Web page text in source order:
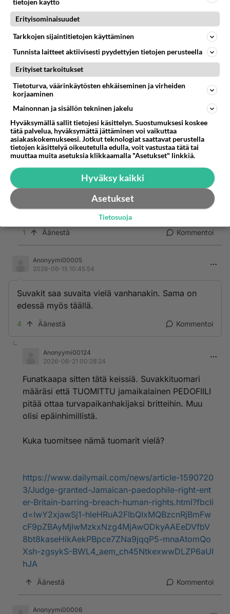
Anonyymi00004
Uskomattomia tapauksia siellä on ollut, jopa yli 90
vuotiaita mummoja on hyväksikäytetty.
4 Äänestä Kommentoi
2026-06-15 11:37:53
Sairasta touhua.
1 Äänestä Kommentoi
Anonyymi00021
2026-06-15 13:02:21
Ei voi olla terve kun tuollaista tekee.
1 Äänestä Kommentoi
Anonyymi00005
2026-06-15 10:45:54
Suvakit saa suvaita vielä vanhanakin. Sama on
edessä myös täällä.
4 Äänestä Kommentoi
Anonyymi00124
2026-06-21 00:28:24
Funatkaapa sitten tätä keissiä. Suvakkituomari
määräsi että TUOMITTU jamaikalainen PEDOFIILI
pitää ottaa turvapaikanhakijaksi britteihin. Muu
olisi epäinhimillistä.
Kuka tuomitsee nämä tuomarit vielä?
https://www.dailymail.com/news/article-1590720
3/Judge-granted-Jamaican-paedophile-right-ent
er-Britain-barring-breach-human-rights.html?fbcli
d=IwY2xjawSj1-hleHRuA2FlbQIxMQBzcnRjBmFw
cF9pZBAyMjIwMzkxNzg4MjAwODkyAAEeDVfbV
8bt8kaseHikAekPBpce7ZNa9jqqP5-mnaAtomQo
Xsh-zgsykS-BWL4_aem_ch45NtkexwwDLZP6aUI
hJA
Äänestä Kommentoi
Anonyymi00006
tietojen käyttö
Erityisominaisuudet
Tarkkojen sijaintitietojen käyttäminen
Tunnista laitteet aktiivisesti pyydettyjen tietojen perusteella
Erityiset tarkoitukset
Tietoturva, väärinkäytösten ehkäiseminen ja virheiden
korjaaminen
Mainonnan ja sisällön tekninen jakelu
Hyväksymällä sallit tietojesi käsittelyn. Suostumuksesi koskee
tätä palvelua, hyväksymättä jättäminen voi vaikuttaa
asiakaskokemukseesi. Jotkut teknologiat saattavat perustella
tietojen käsittelyä oikeutetulla edulla, voit vastustaa tätä tai
muuttaa muita asetuksia klikkaamalla "Asetukset" linkkiä.
Hyväksy kaikki
Asetukset
Tietosuoja